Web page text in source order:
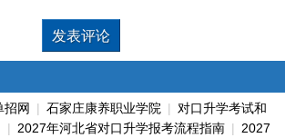
招网 | 石家庄康养职业学院 | 对口升学考试和
| 2027年河北省对口升学报考流程指南 | 2027